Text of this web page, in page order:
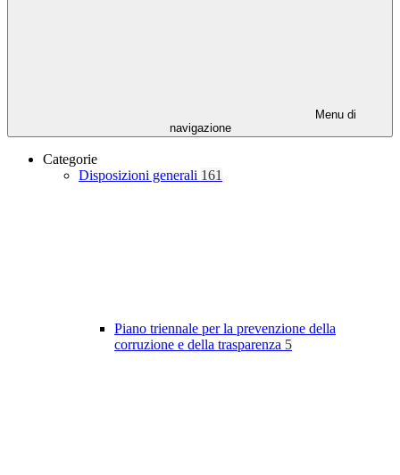
Menu di
navigazione
Categorie
Disposizioni generali 161
Piano triennale per la prevenzione della
corruzione e della trasparenza 5